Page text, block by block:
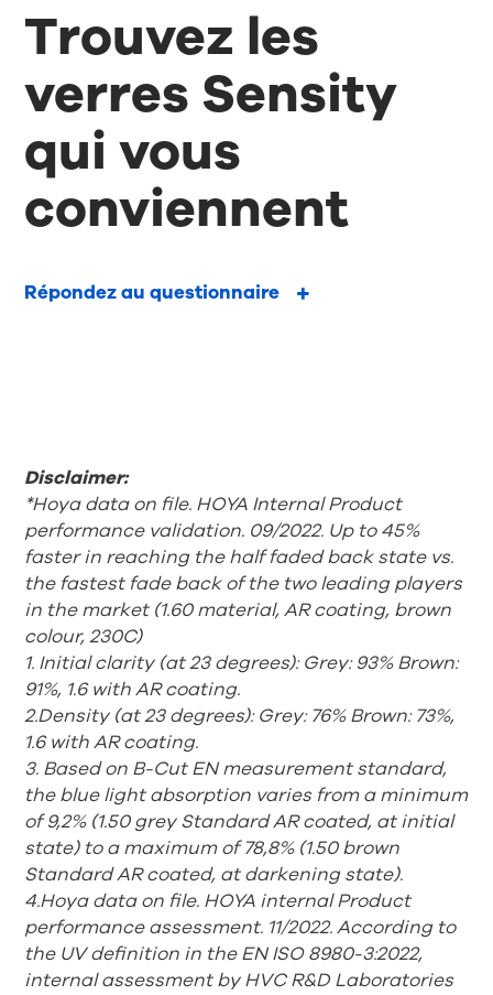
Trouvez les
verres Sensity
qui vous
conviennent
Répondez au questionnaire
Disclaimer:
*Hoya data on file. HOYA Internal Product
performance validation. 09/2022. Up to 45%
faster in reaching the half faded back state vs.
the fastest fade back of the two leading players
in the market (1.60 material, AR coating, brown
colour, 230C)
1. Initial clarity (at 23 degrees): Grey: 93% Brown:
91%, 1.6 with AR coating.
2.Density (at 23 degrees): Grey: 76% Brown: 73%,
1.6 with AR coating.
3. Based on B-Cut EN measurement standard,
the blue light absorption varies from a minimum
of 9,2% (1.50 grey Standard AR coated, at initial
state) to a maximum of 78,8% (1.50 brown
Standard AR coated, atdarkening state).
4.Hoya data on file. HOYA internal Product
performance assessment. 11/2022. According to
the UV definition in the EN ISO 8980-3:2022,
internal assessment by HVC R&D Laboratories